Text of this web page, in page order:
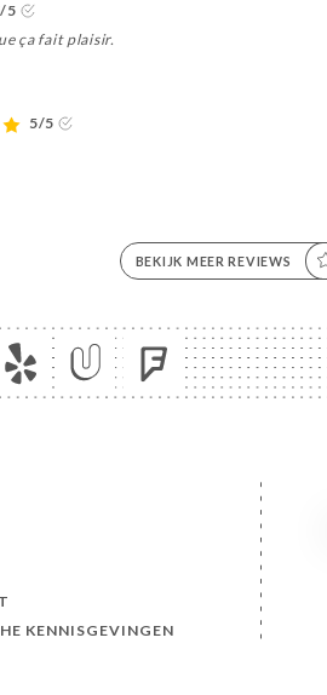
5
ça fait plaisir.
5/5
BEKIJK MEER REVIEWS
KENNISGEVINGEN